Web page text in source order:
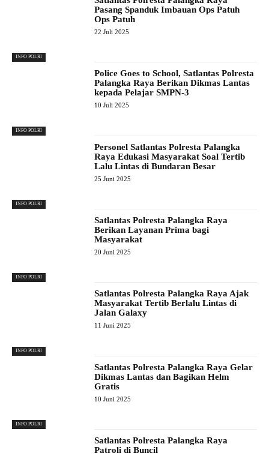
INFO POLRI
Pasang Spanduk Imbauan Ops Patuh
Ops Patuh
22 Juli 2025
INFO POLRI
Police Goes to School, Satlantas Polresta
Palangka Raya Berikan Dikmas Lantas
kepada Pelajar SMPN-3
10 Juli 2025
INFO POLRI
Personel Satlantas Polresta Palangka
Raya Edukasi Masyarakat Soal Tertib
Lalu Lintas di Bundaran Besar
25 Juni 2025
INFO POLRI
Satlantas Polresta Palangka Raya
Berikan Layanan Prima bagi
Masyarakat
20 Juni 2025
INFO POLRI
Satlantas Polresta Palangka Raya Ajak
Masyarakat Tertib Berlalu Lintas di
Jalan Galaxy
11 Juni 2025
INFO POLRI
Satlantas Polresta Palangka Raya Gelar
Dikmas Lantas dan Bagikan Helm
Gratis
10 Juni 2025
Satlantas Polresta Palangka Raya
Patroli di Buncil